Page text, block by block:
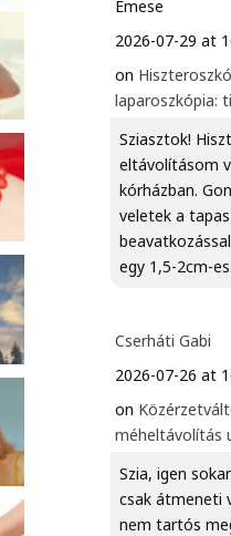
Emese
2026-07-29 at
on
laparoszkópia:
Sziasztok!
eltávolításom
kórházban.
veletek a
egy 1,5-2cm-
Cserháti Gabi
2026-07-26 at
on
méheltávolítás
Szia, igen
csak átmeneti
nem tartós